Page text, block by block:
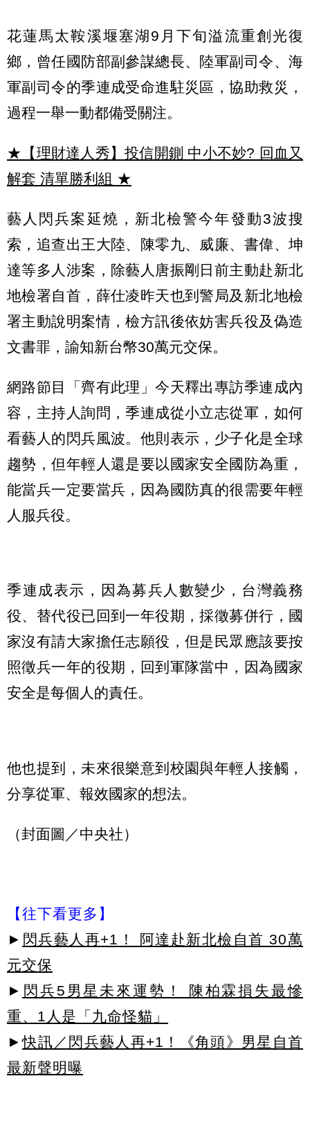
花蓮馬太鞍溪堰塞湖9月下旬溢流重創光復
鄉，曾任國防部副參謀總長、陸軍副司令、海
軍副司令的季連成受命進駐災區，協助救災，
過程一舉一動都備受關注。
★【理財達人秀】投信開鍘 中小不妙? 回血又
解套 清單勝利組 ★
藝人閃兵案延燒，新北檢警今年發動3波搜
索，追查出王大陸、陳零九、威廉、書偉、坤
達等多人涉案，除藝人唐振剛日前主動赴新北
地檢署自首，薛仕凌昨天也到警局及新北地檢
署主動說明案情，檢方訊後依妨害兵役及偽造
文書罪，諭知新台幣30萬元交保。
網路節目「齊有此理」今天釋出專訪季連成內
容，主持人詢問，季連成從小立志從軍，如何
看藝人的閃兵風波。他則表示，少子化是全球
趨勢，但年輕人還是要以國家安全國防為重，
能當兵一定要當兵，因為國防真的很需要年輕
人服兵役。
季連成表示，因為募兵人數變少，台灣義務
役、替代役已回到一年役期，採徵募併行，國
家沒有請大家擔任志願役，但是民眾應該要按
照徵兵一年的役期，回到軍隊當中，因為國家
安全是每個人的責任。
他也提到，未來很樂意到校園與年輕人接觸，
分享從軍、報效國家的想法。
（封面圖／中央社）
【往下看更多】
► 閃兵藝人再+1！ 阿達赴新北檢自首 30萬
元交保
► 閃兵5男星未來運勢！ 陳柏霖損失最慘
重、1人是「九命怪貓」
►快訊／閃兵藝人再+1！《角頭》男星自首
最新聲明曝